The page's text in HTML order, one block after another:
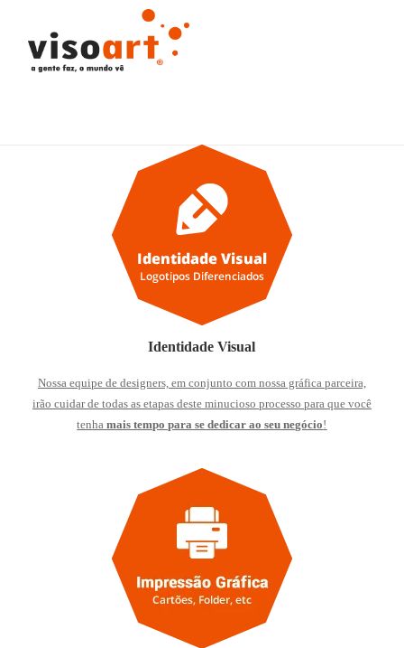
Identidade Visual
Nossa equipe de designers, em conjunto com nossa gráfica parceira,
irão cuidar de todas as etapas deste minucioso processo para que você
tenhamais tempo para se dedicar ao seu negócio!